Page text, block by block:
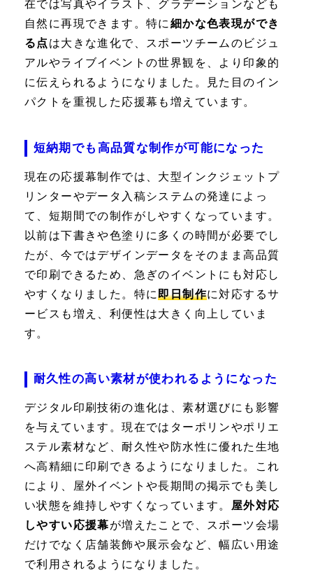
在では写真やイラスト、グラデーションなども
自然に再現できます。特に 細かな色表現ができ
る点 は大きな進化で、スポーツチームのビジュ
アルやライブイベントの世界観を、より印象的
に伝えられるようになりました。見た目のイン
パクトを重視した応援幕も増えています。
短納期でも高品質な制作が可能になった
現在の応援幕制作では、大型インクジェットプ
リンターやデータ入稿システムの発達によっ
て、短期間での制作がしやすくなっています。
以前は下書きや色塗りに多くの時間が必要でし
たが、今ではデザインデータをそのまま高品質
で印刷できるため、急ぎのイベントにも対応し
やすくなりました。特に即日制作に対応するサ
ービスも増え、利便性は大きく向上していま
す。
耐久性の高い素材が使われるようになった
デジタル印刷技術の進化は、素材選びにも影響
を与えています。現在ではターポリンやポリエ
ステル素材など、耐久性や防水性に優れた生地
へ高精細に印刷できるようになりました。これ
により、屋外イベントや長期間の掲示でも美し
い状態を維持しやすくなっています。 屋外対応
しやすい応援幕が増えたことで、スポーツ会場
だけでなく店舗装飾や展示会など、幅広い用途
で利用されるようになりました。